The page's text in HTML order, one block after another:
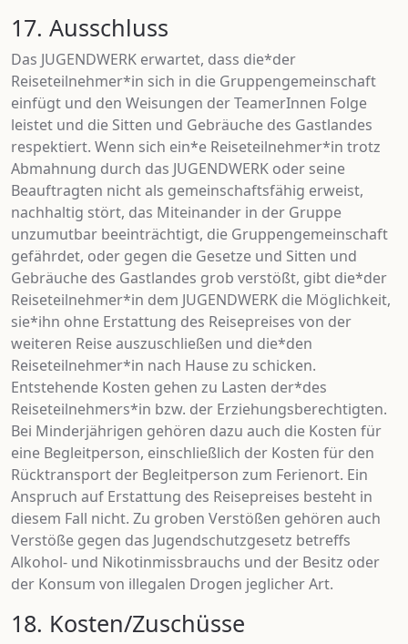
17. Ausschluss
Das JUGENDWERK erwartet, dass die*der
Reiseteilnehmer*in sich in die Gruppengemeinschaft
einfügt und den Weisungen der TeamerInnen Folge
leistet und die Sitten und Gebräuche des Gastlandes
respektiert. Wenn sich ein*e Reiseteilnehmer*in trotz
Abmahnung durch das JUGENDWERK oder seine
Beauftragten nicht als gemeinschaftsfähig erweist,
nachhaltig stört, das Miteinander in der Gruppe
unzumutbar beeinträchtigt, die Gruppengemeinschaft
gefährdet, oder gegen die Gesetze und Sitten und
Gebräuche des Gastlandes grob verstößt, gibt die*der
Reiseteilnehmer*in dem JUGENDWERK die Möglichkeit,
sie*ihn ohne Erstattung des Reisepreises von der
weiteren Reise auszuschließen und die*den
Reiseteilnehmer*in nach Hause zu schicken.
Entstehende Kosten gehen zu Lasten der*des
Reiseteilnehmers*in bzw. der Erziehungsberechtigten.
Bei Minderjährigen gehören dazu auch die Kosten für
eine Begleitperson, einschließlich der Kosten für den
Rücktransport der Begleitperson zum Ferienort. Ein
Anspruch auf Erstattung des Reisepreises besteht in
diesem Fall nicht. Zu groben Verstößen gehören auch
Verstöße gegen das Jugendschutzgesetz betreffs
Alkohol- und Nikotinmissbrauchs und der Besitz oder
der Konsum von illegalen Drogen jeglicher Art.
18. Kosten/Zuschüsse